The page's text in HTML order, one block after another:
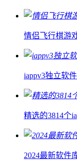
情侣飞行棋游
iappv3独立软
精选的3814个
2024最新软件